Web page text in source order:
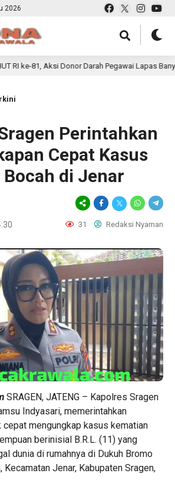
2026
Darah Pegawai Lapas Banyuwangi Bantu
Perintahkan
Cepat Kasus
di Jenar
31 Redaksi Nyaman
SRAGEN, JATENG – Kapolres Sragen
Indyasari, memerintahkan
cepat mengungkap kasus kematian
berinisial B.R.L. (11) yang
dunia di rumahnya di Dukuh Bromo
Kecamatan Jenar, Kabupaten Sragen,